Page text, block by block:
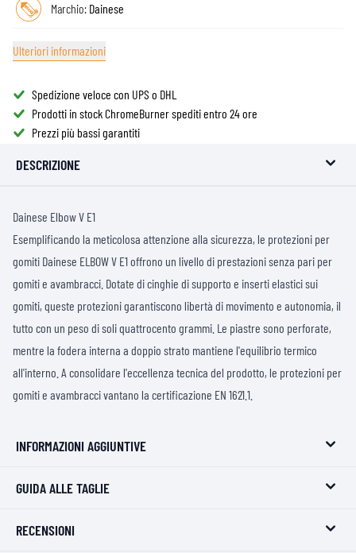
Marchio: Dainese
Ulteriori informazioni
Spedizione veloce con UPS o DHL
Prodotti in stock ChromeBurner spediti entro 24 ore
Prezzi più bassi garantiti
DESCRIZIONE
Dainese Elbow V E1
Esemplificando la meticolosa attenzione alla sicurezza, le protezioni per
gomiti Dainese ELBOW V E1 offrono un livello di prestazioni senza pari per
gomiti e avambracci. Dotate di cinghie di supporto e inserti elastici sui
gomiti, queste protezioni garantiscono libertà di movimento e autonomia, il
tutto con un peso di soli quattrocento grammi. Le piastre sono perforate,
mentre la fodera interna a doppio strato mantiene l'equilibrio termico
all'interno. A consolidare l'eccellenza tecnica del prodotto, le protezioni per
gomiti e avambracci vantano la certificazione EN 1621.1.
INFORMAZIONI AGGIUNTIVE
GUIDA ALLE TAGLIE
RECENSIONI